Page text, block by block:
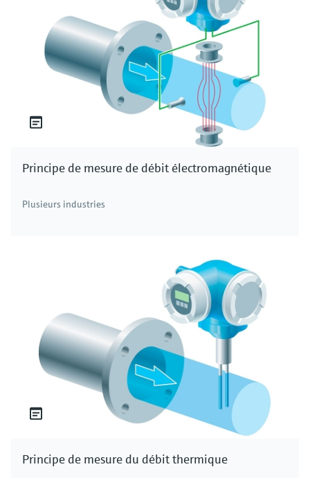
Principe de mesure de débit électromagnétique
Plusieurs industries
Principe de mesure du débit thermique